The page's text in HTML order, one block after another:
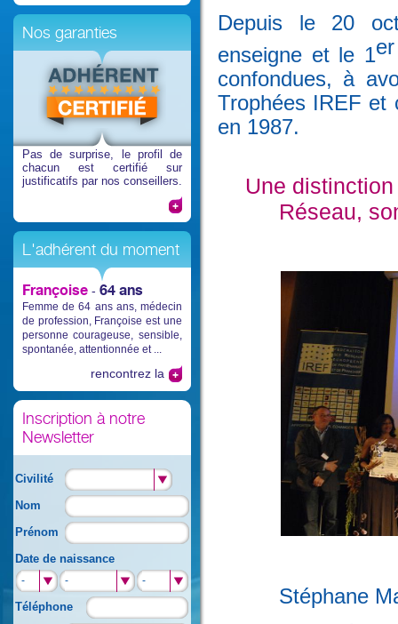
Nos garanties
Pas de surprise, le profil de
chacun est certifié sur
justificatifs par nos conseillers.
L'adhérent du moment
Françoise - 64 ans
Femme de 64 ans ans, médecin
de profession, Françoise est une
personne courageuse, sensible,
spontanée, attentionnée et ...
rencontrez la
Inscription à notre
Newsletter
Civilité
Nom
Prénom
Date de naissance
- - -
Téléphone
Depuis le 20
enseigne et le 1er
confondues, à
Trophées IREF et
en 1987.
Une
Réseau,
Stéphane